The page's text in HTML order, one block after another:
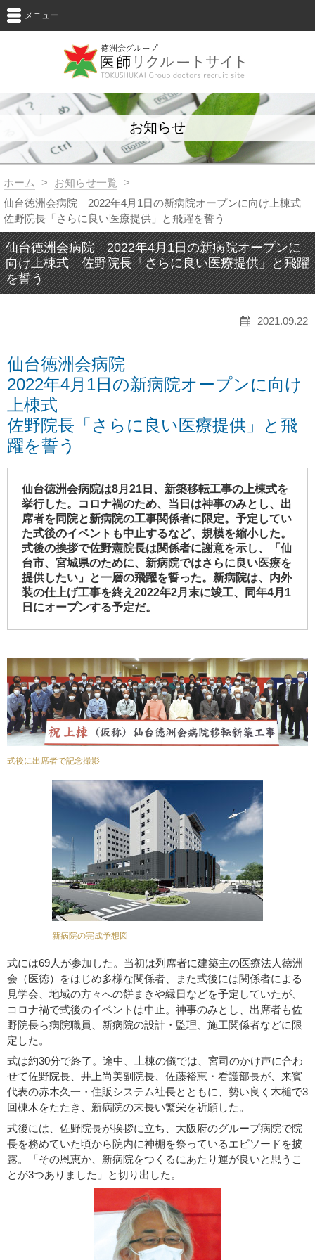
メニュー
お知らせ
ホーム > お知らせ一覧 >
仙台徳洲会病院 2022年4月1日の新病院オープンに向け上棟式
佐野院長「さらに良い医療提供」と飛躍を誓う
仙台徳洲会病院 2022年4月1日の新病院オープンに
向け上棟式 佐野院長「さらに良い医療提供」と飛躍
を誓う
2021.09.22
仙台徳洲会病院
2022年4月1日の新病院オープンに向け
上棟式
佐野院長「さらに良い医療提供」と飛
躍を誓う
仙台徳洲会病院は8月21日、新築移転工事の上棟式を
挙行した。コロナ禍のため、当日は神事のみとし、出
席者を同院と新病院の工事関係者に限定。予定してい
た式後のイベントも中止するなど、規模を縮小した。
式後の挨拶で佐野憲院長は関係者に謝意を示し、「仙
台市、宮城県のために、新病院ではさらに良い医療を
提供したい」と一層の飛躍を誓った。新病院は、内外
装の仕上げ工事を終え2022年2月末に竣工、同年4月1
日にオープンする予定だ。
式後に出席者で記念撮影
新病院の完成予想図
式には69人が参加した。当初は列席者に建築主の医療法人徳洲
会（医徳）をはじめ多様な関係者、また式後には関係者による
見学会、地域の方々への餅まきや縁日などを予定していたが、
コロナ禍で式後のイベントは中止。神事のみとし、出席者も佐
野院長ら病院職員、新病院の設計・監理、施工関係者などに限
定した。
式は約30分で終了。途中、上棟の儀では、宮司のかけ声に合わ
せて佐野院長、井上尚美副院長、佐藤裕恵・看護部長が、来賓
代表の赤木久一・住販システム社長とともに、勢い良く木槌で3
回棟木をたたき、新病院の末長い繁栄を祈願した。
式後には、佐野院長が挨拶に立ち、大阪府のグループ病院で院
長を務めていた頃から院内に神棚を祭っているエピソードを披
露。「その恩恵か、新病院をつくるにあたり運が良いと思うこ
とが3つありました」と切り出した。